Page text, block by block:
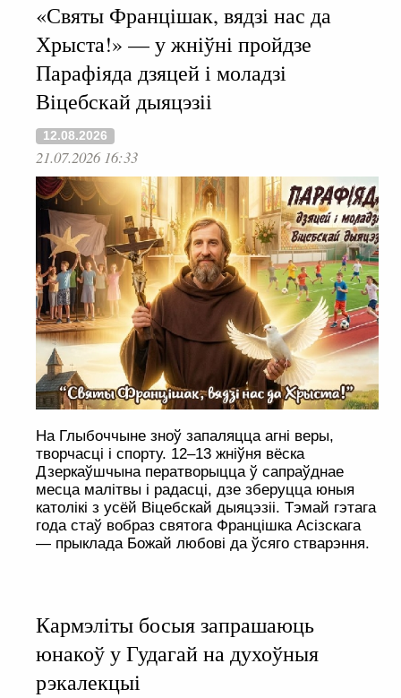
«Святы Францішак, вядзі нас да
Хрыста!» — у жніўні пройдзе
Парафіяда дзяцей і моладзі
Віцебскай дыяцэзіі
12.08.2026
21.07.2026 16:33
На Глыбоччыне зноў запаляцца агні веры,
творчасці і спорту. 12–13 жніўня вёска
Дзеркаўшчына ператворыцца ў сапраўднае
месца малітвы і радасці, дзе зберуцца юныя
католікі з усёй Віцебскай дыяцэзіі. Тэмай гэтага
года стаў вобраз святога Францішка Асізскага
— прыклада Божай любові да ўсяго стварэння.
Кармэліты босыя запрашаюць
юнакоў у Гудагай на духоўныя
рэкалекцыі